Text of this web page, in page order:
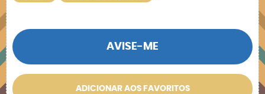
AVISE-ME
ADICIONAR AOS FAVORITOS